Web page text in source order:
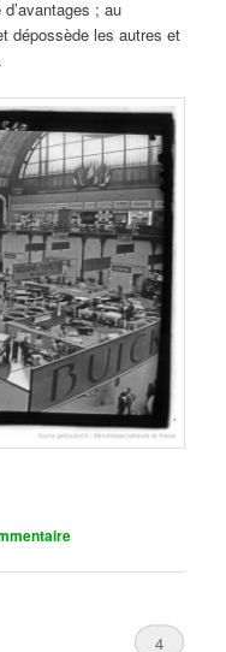
; au
dépossède les autres et
4